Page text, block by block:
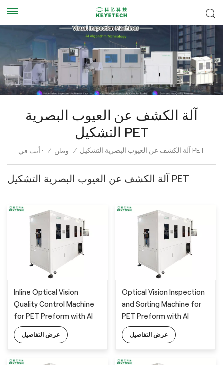
آلة الكشف عن العيوب البصرية
التشكيل PET
أنت في : / وطن / آلة الكشف عن العيوب البصرية التشكيل PET
آلة الكشف عن العيوب البصرية التشكيل PET
Inline Optical Vision
Quality Control Machine
for PET Preform with AI
Technology
عرض التفاصيل
Optical Vision Inspection
and Sorting Machine for
PET Preform with AI
Technology
عرض التفاصيل